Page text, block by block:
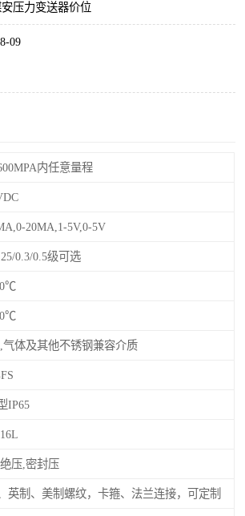
安压力变送器价位
09
内任意量程
20MA,1-5V,0-5V
0.3/0.5级可选
气体及其他不锈钢兼容介质
IP65
压,密封压
英制、美制螺纹，卡箍、法兰连接，可定制